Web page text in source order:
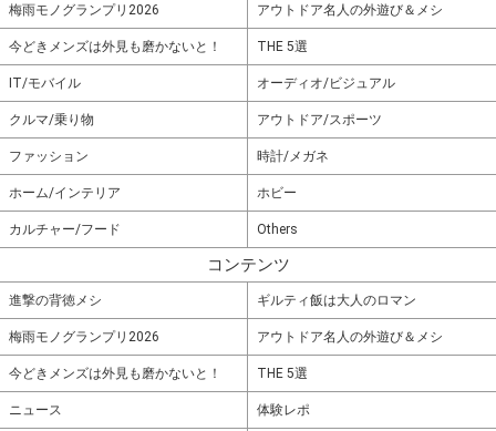
梅雨モノグランプリ2026 アウトドア名人の外遊び＆メシ
今どきメンズは外見も磨かないと！ THE 5選
IT/モバイル オーディオ/ビジュアル
クルマ/乗り物 アウトドア/スポーツ
ファッション 時計/メガネ
ホーム/インテリア ホビー
カルチャー/フード Others
コンテンツ
進撃の背徳メシ ギルティ飯は大人のロマン
梅雨モノグランプリ2026 アウトドア名人の外遊び＆メシ
今どきメンズは外見も磨かないと！ THE 5選
ニュース 体験レポ